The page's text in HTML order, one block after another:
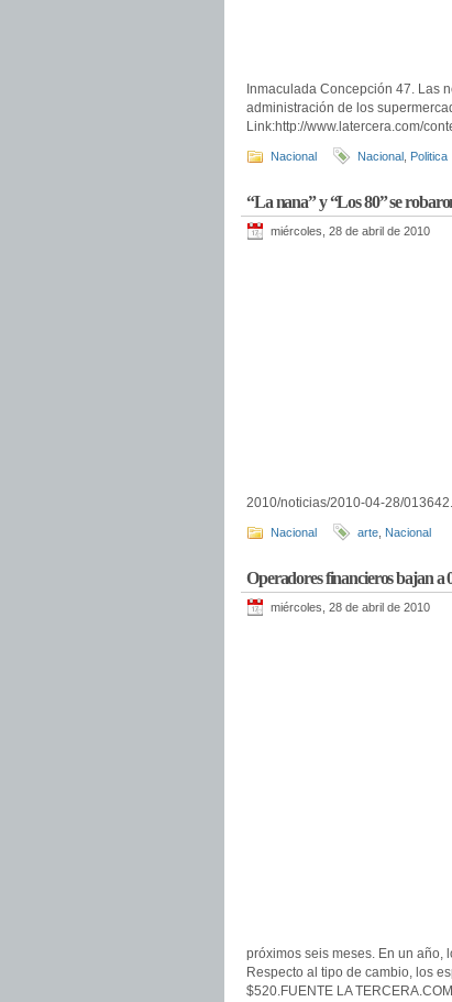
Inmaculada Concepción 47. Las
administración de los
Link:http://www.latercera.com/
Nacional Nacional Politica
“La nana” y “Los 80” se
miércoles, 28 de abril de 2010
2010/noticias/2010-04-28/
Nacional arte Nacional
Operadores financieros bajan
miércoles, 28 de abril de 2010
próximos seis meses. En un año,
Respecto al tipo de cambio, los
$520.FUENTE LA TERCERA.COM